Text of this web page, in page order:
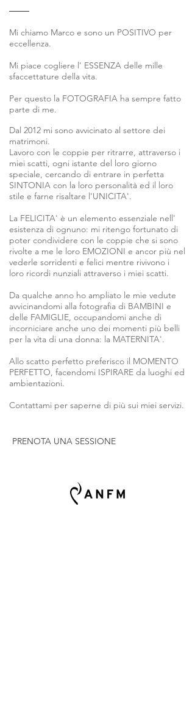
Mi chiamo Marco e sono un POSITIVO per
eccellenza.
Mi piace cogliere l' ESSENZA delle mille
sfaccettature della vita.
Per questo la FOTOGRAFIA ha sempre fatto
parte di me.
Dal 2012 mi sono avvicinato al settore dei
matrimoni.
Lavoro con le coppie per ritrarre, attraverso i
miei scatti, ogni istante del loro giorno
speciale, cercando di entrare in perfetta
SINTONIA con la loro personalità ed il loro
stile e farne risaltare l'UNICITA'.
La FELICITA' è un elemento essenziale nell'
esistenza di ognuno: mi ritengo fortunato di
poter condividere con le coppie che si sono
rivolte a me le loro EMOZIONI e ancor più nel
vederle sorridenti e felici mentre rivivono i
loro ricordi nunziali attraverso i miei scatti.
Da qualche anno ho ampliato le mie vedute
avvicinandomi alla fotografia di BAMBINI e
delle FAMIGLIE, occupandomi anche di
incorniciare anche uno dei momenti più belli
per la vita di una donna: la MATERNITA'.
Allo scatto perfetto preferisco il MOMENTO
PERFETTO, facendomi ISPIRARE da luoghi ed
ambientazioni.
Contattami per saperne di più sui miei servizi.
PRENOTA UNA SESSIONE